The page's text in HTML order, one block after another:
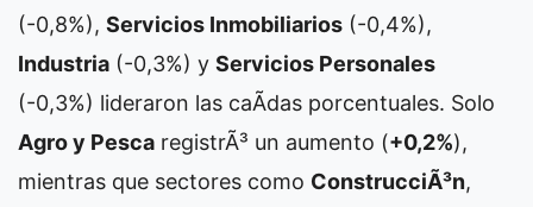
(-0,8%), Servicios Inmobiliarios (-0,4%),
Industria (-0,3%) y Servicios Personales
(-0,3%) lideraron las caÃ­das porcentuales. Solo
Agro y Pesca registrÃ³ un aumento (+0,2%),
mientras que sectores como ConstrucciÃ³n,